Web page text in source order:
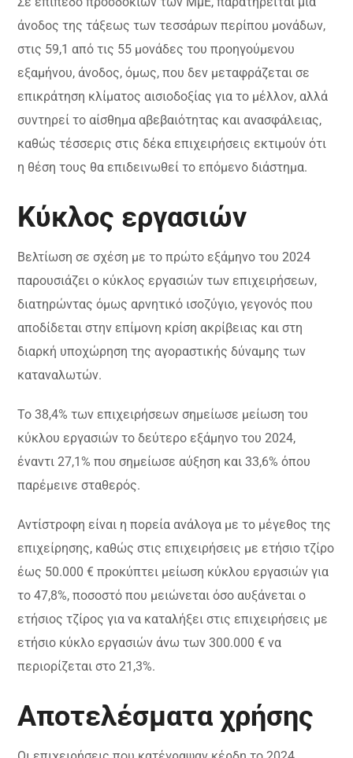
άνοδος της τάξεως των τεσσάρων περίπου μονάδων,
στις 59,1 από τις 55 μονάδες του προηγούμενου
εξαμήνου, άνοδος, όμως, που δεν μεταφράζεται σε
επικράτηση κλίματος αισιοδοξίας για το μέλλον, αλλά
συντηρεί το αίσθημα αβεβαιότητας και ανασφάλειας,
καθώς τέσσερις στις δέκα επιχειρήσεις εκτιμούν ότι
η θέση τους θα επιδεινωθεί το επόμενο διάστημα.
Κύκλος εργασιών
Βελτίωση σε σχέση με το πρώτο εξάμηνο του 2024
παρουσιάζει ο κύκλος εργασιών των επιχειρήσεων,
διατηρώντας όμως αρνητικό ισοζύγιο, γεγονός που
αποδίδεται στην επίμονη κρίση ακρίβειας και στη
διαρκή υποχώρηση της αγοραστικής δύναμης των
καταναλωτών.
Το 38,4% των επιχειρήσεων σημείωσε μείωση του
κύκλου εργασιών το δεύτερο εξάμηνο του 2024,
έναντι 27,1% που σημείωσε αύξηση και 33,6% όπου
παρέμεινε σταθερός.
Αντίστροφη είναι η πορεία ανάλογα με το μέγεθος της
επιχείρησης, καθώς στις επιχειρήσεις με ετήσιο τζίρο
έως 50.000 € προκύπτει μείωση κύκλου εργασιών για
το 47,8%, ποσοστό που μειώνεται όσο αυξάνεται ο
ετήσιος τζίρος για να καταλήξει στις επιχειρήσεις με
ετήσιο κύκλο εργασιών άνω των 300.000 € να
περιορίζεται στο 21,3%.
Αποτελέσματα χρήσης